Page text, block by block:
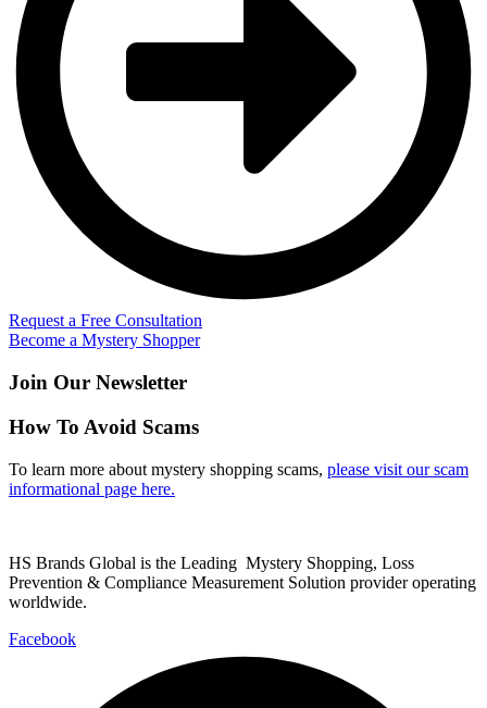
Request a Free Consultation
Become a Mystery Shopper
Join Our Newsletter
How To Avoid Scams
To learn more about mystery shopping scams, please visit our scam
informational page here.
HS Brands Global is the Leading Mystery Shopping, Loss
Prevention & Compliance Measurement Solution provider operating
worldwide.
Facebook